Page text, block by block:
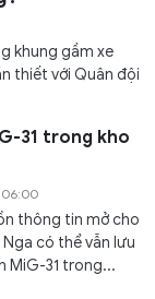
khung gầm xe
thiết với Quân đội
31 trong kho
06:00
thông tin mở cho
có thể vẫn lưu
MiG-31 trong...